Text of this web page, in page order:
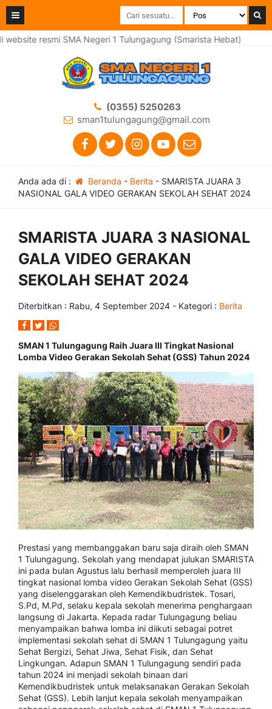
resmi SMA Negeri 1 Tulungagung (Smarista Hebat)
(0355) 5250263
sman1tulungagung@gmail.com
Anda ada di : Beranda - Berita - SMARISTA JUARA 3
NASIONAL GALA VIDEO GERAKAN SEKOLAH SEHAT 2024
SMARISTA JUARA 3 NASIONAL
GALA VIDEO GERAKAN
SEKOLAH SEHAT 2024
Diterbitkan : Rabu, 4 September 2024 - Kategori : Berita
SMAN 1 Tulungagung Raih Juara III Tingkat Nasional
Lomba Video Gerakan Sekolah Sehat (GSS) Tahun 2024
Prestasi yang membanggakan baru saja diraih oleh SMAN
1 Tulungagung. Sekolah yang mendapat julukan SMARISTA
ini pada bulan Agustus lalu berhasil memperoleh juara III
tingkat nasional lomba video Gerakan Sekolah Sehat (GSS)
yang diselenggarakan oleh Kemendikbudristek. Tosari,
S.Pd, M.Pd, selaku kepala sekolah menerima penghargaan
langsung di Jakarta. Kepada radar Tulungagung beliau
menyampaikan bahwa lomba ini diikuti sebagai potret
implementasi sekolah sehat di SMAN 1 Tulungagung yaitu
Sehat Bergizi, Sehat Jiwa, Sehat Fisik, dan Sehat
Lingkungan. Adapun SMAN 1 Tulungagung sendiri pada
tahun 2024 ini menjadi sekolah binaan dari
Kemendikbudristek untuk melaksanakan Gerakan Sekolah
Sehat (GSS). Lebih lanjut kepala sekolah menyampaikan